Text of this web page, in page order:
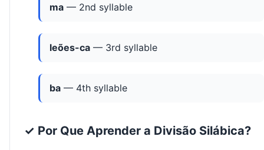
ma — 2nd syllable
leões-ca — 3rd syllable
ba — 4th syllable
✓ Por Que Aprender a Divisão Silábica?